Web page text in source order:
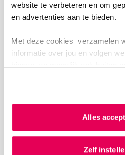
website te verbeteren en om
en advertenties aan te bieden.
Met deze cookies verzamelen
informatie over jou en volgen
website en communicatie aan
van jouw internetgedrag.
Als je op ‘Alles accepteren’
toestemming om cookies voor
Alles
Zelf
Ercolie
Nevenactiviteiten: